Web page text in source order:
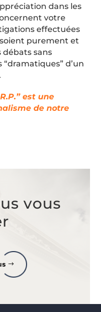
dans les
votre
effectuées
purement et
sans
d’un
est une
de notre
vous